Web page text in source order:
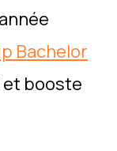
Bachelor
et booste